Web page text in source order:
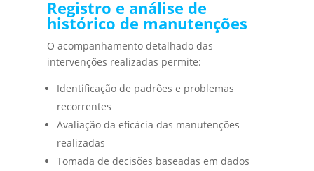
Registro e análise de
histórico de manutenções
O acompanhamento detalhado das
intervenções realizadas permite:
Identificação de padrões e problemas
recorrentes
Avaliação da eficácia das manutenções
realizadas
Tomada de decisões baseadas em dados